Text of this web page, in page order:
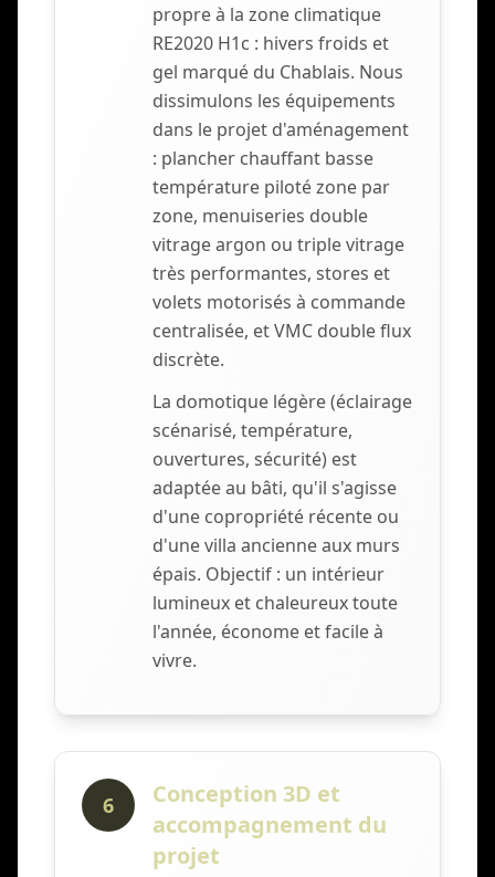
propre à la zone climatique
RE2020 H1c : hivers froids et
gel marqué du Chablais. Nous
dissimulons les équipements
dans le projet d'aménagement
: plancher chauffant basse
température piloté zone par
zone, menuiseries double
vitrage argon ou triple vitrage
très performantes, stores et
volets motorisés à commande
centralisée, et VMC double flux
discrète.
La domotique légère (éclairage
scénarisé, température,
ouvertures, sécurité) est
adaptée au bâti, qu'il s'agisse
d'une copropriété récente ou
d'une villa ancienne aux murs
épais. Objectif : un intérieur
lumineux et chaleureux toute
l'année, économe et facile à
vivre.
6
Conception 3D et
accompagnement du
projet